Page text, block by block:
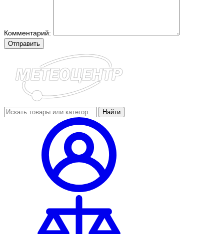
Комментарий:
Отправить
Найти